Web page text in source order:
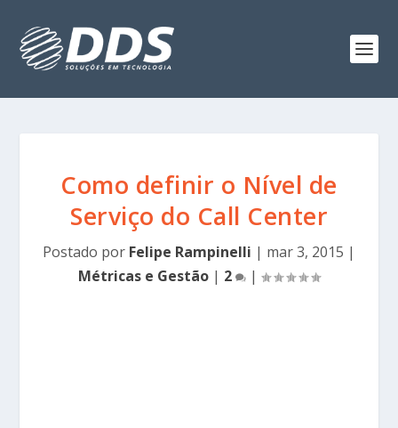
Como definir o Nível de
Serviço do Call Center
Postado por Felipe Rampinelli | mar 3, 2015 |
Métricas e Gestão | 2 |